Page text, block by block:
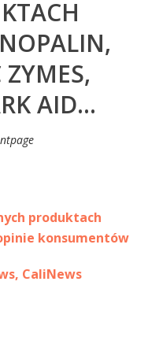
AID…
produktach
konsumentów
CaliNews